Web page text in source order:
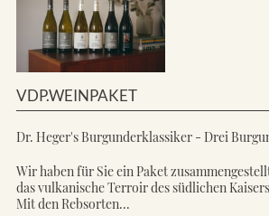
VDP.WEINPAKET
Dr. Heger's Burgunderklassiker - Drei
Wir haben für Sie ein Paket
das vulkanische Terroir des südlichen
Mit den Rebsorten...